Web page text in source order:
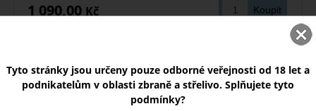
1 090,00 Kč
Tyto stránky jsou určeny pouze odborné veřejnosti od 18 let a
podnikatelům v oblasti zbraně a střelivo. Splňujete tyto
podmínky?